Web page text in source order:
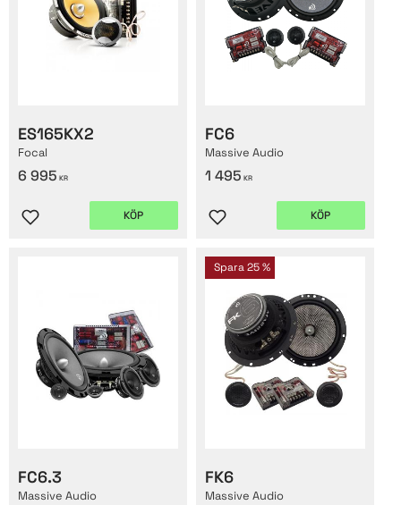
ES165KX2
Focal
6 995 KR
Lägg till i favoriter
KÖP
FC6
Massive Audio
1 495 KR
Lägg till i favoriter
KÖP
FC6.3
Massive Audio
FK6
Massive Audio
Spara25 %